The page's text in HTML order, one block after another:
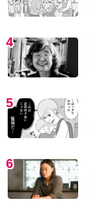
4
5
6
7